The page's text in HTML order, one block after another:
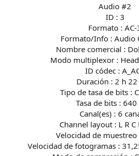
Audio #2
ID : 3
Formato : AC-
Formato/Info : Audio
Nombre comercial :
Modo multiplexor :
ID códec :
Duración : 2 h
Tipo de tasa de bits :
Tasa de bits :
Canal(es) : 6
Channel layout : L R C
Velocidad de muestreo
Velocidad de fotogramas :